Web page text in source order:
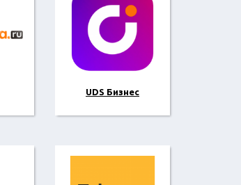
UDS Бизнес